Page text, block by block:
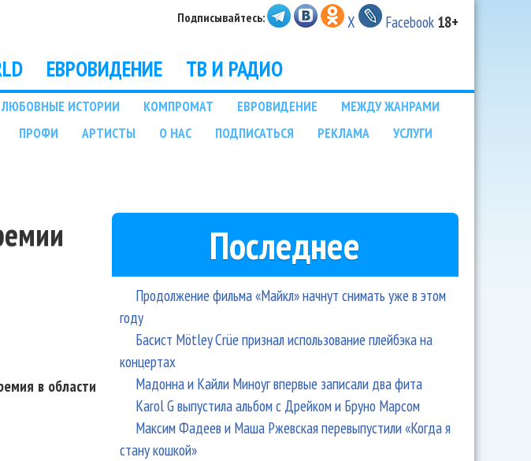
Подписывайтесь: X Facebook 18+
ЕВРОВИДЕНИЕ ТВ И РАДИО
ЛЮБОВНЫЕ ИСТОРИИ КОМПРОМАТ ЕВРОВИДЕНИЕ
МЕЖДУ ЖАНРАМИ
ПРОФИ АРТИСТЫ О НАС ПОДПИСАТЬСЯ РЕКЛАМА
УСЛУГИ
в области
Последнее
Продолжение фильма «Майкл» начнут снимать уже в этом
году
Басист Mötley Crüe признал использование плейбэка на
концертах
Мадонна и Кайли Миноуг впервые записали два фита
Karol G выпустила альбом с Дрейком и Бруно Марсом
Максим Фадеев и Маша Ржевская перевыпустили «Когда я
стану кошкой»